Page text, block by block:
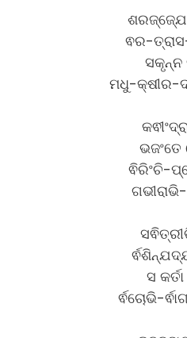
ଵର-
ସକୃନ୍ନ
ମଧୁ-କ୍ଷୀର-
ଭଜଂତେ
ଵିରିଂଚି-
ଗଭୀରାଭି-
ସ
ର୍ଵଚୋଭି-